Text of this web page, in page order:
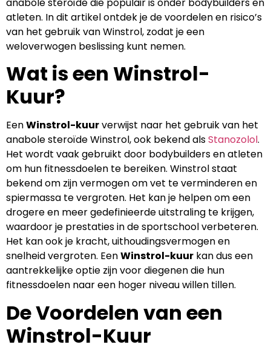
atleten. In dit artikel ontdek je de voordelen en risico’s
van het gebruik van Winstrol, zodat je een
weloverwogen beslissing kunt nemen.
Wat is een Winstrol-
Kuur?
EenWinstrol-kuurverwijst naar het gebruik van het
anabole steroïde Winstrol, ook bekend alsStanozolol.
Het wordt vaak gebruikt door bodybuilders en atleten
om hun fitnessdoelen te bereiken. Winstrol staat
bekend om zijn vermogen om vet te verminderen en
spiermassa te vergroten. Het kan je helpen om een
drogere en meer gedefinieerde uitstraling te krijgen,
waardoor je prestaties in de sportschool verbeteren.
Het kan ook je kracht, uithoudingsvermogen en
snelheid vergroten. EenWinstrol-kuur kan dus een
aantrekkelijke optie zijn voor diegenen die hun
fitnessdoelen naar een hoger niveau willen tillen.
De Voordelen van een
Winstrol-Kuur